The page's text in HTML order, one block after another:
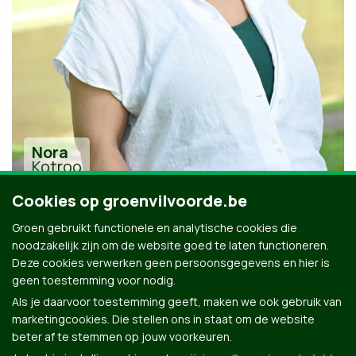
Nora
Kotroo
Alle kandidaten uit Vilvoorde
Cookies op groenvilvoorde.be
Groen gebruikt functionele en analytische cookies die
noodzakelijk zijn om de website goed te laten functioneren.
Deze cookies verwerken geen persoonsgegevens en hier is
geen toestemming voor nodig.
Als je daarvoor toestemming geeft, maken we ook gebruik van
marketingcookies. Die stellen ons in staat om de website
beter af te stemmen op jouw voorkeuren.